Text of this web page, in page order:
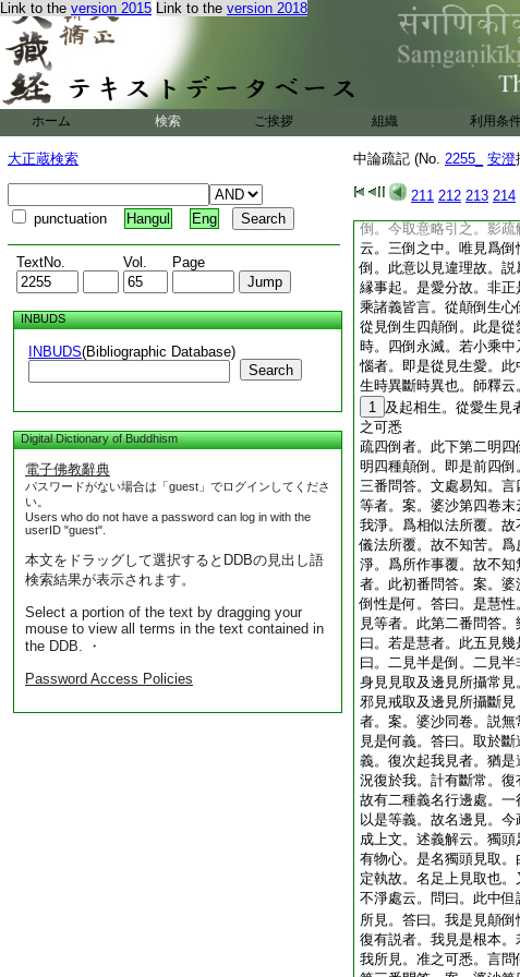
Link to the version 2015 Link to the version 2018
ホーム 検索 ご挨拶 組織 利用条
大正蔵検索
punctuation Hangul Eng
TextNo. Vol. Page
INBUDS
INBUDS(Bibliographic Database)
Search
Digital Dictionary of Buddhism
電子佛教辭典
パスワードがない場合は「guest」でログインしてくださ
い。
Users who do not have a password can log in with the
userID "guest".
本文をドラッグして選択するとDDBの見出し語
検索結果が表示されます。
Select a portion of the text by dragging your
mouse to view all terms in the text contained in
the DDB. ・
Password Access Policies
中論疏記 (No. 2255_ 安澄
211 212 213 214
斷差別。文中有二。即
論釋隨喜品明等者。案
隨喜廻向品第三十九云
本。如得初道人。然起
斷故。答曰。
時想在前。次是心。後
所斷故。顛倒體皆是見
倒者。學人未離欲。憶念
還得正念即時滅。如經中
熱鐵上。即時消滅。小
倒。今取意略引之。影
云。三倒之中。唯見爲
倒。此意以見違理故。
縁事起。是愛分故。非
乘諸義皆言。從顛倒生心
從見倒生四顛倒。此是從
時。四倒永滅。若小乘
惱者。即是從見生愛。此
生時異斷時異也。師釋
1 及起相生。從愛生見
之可悉
疏四倒者。此下第二明
明四種顛倒。即是前四
三番問答。文處易知。
等者。案。婆沙第四卷
我淨。爲相似法所覆。
儀法所覆。故不知苦。
淨。爲所作事覆。故不
者。此初番問答。案。
倒性是何。答曰。是慧
見等者。此第二番問答
曰。若是慧者。此五見
曰。二見半是倒。二見半
身見見取及邊見所攝常見
邪見戒取及邊見所攝斷
者。案。婆沙同卷。説
見是何義。答曰。取於
義。復次起我見者。猶是
況復於我。計有斷常。復
故有二種義名行邊處。一
以是等義。故名邊見。
成上文。述義解云。獨
有物心。是名獨頭見取
定執故。名足上見取也
不淨處云。問曰。此中
所見。答曰。我是見顛
復有説者。我見是根本
我所見。准之可悉。言